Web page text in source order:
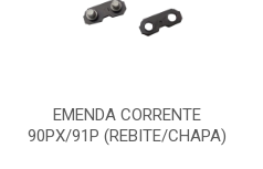
EMENDA CORRENTE
90PX/91P (REBITE/CHAPA)